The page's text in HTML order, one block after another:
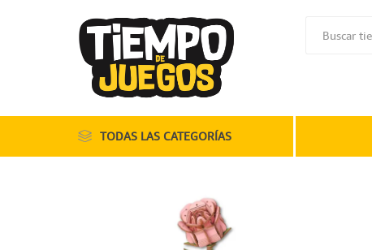
TODAS LAS CATEGORÍAS